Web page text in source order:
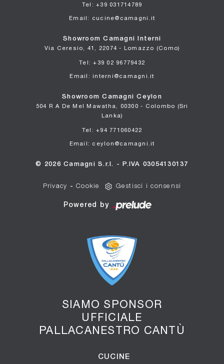
SIAMO SPONSOR
UFFICIALE
PALLACANESTRO CANTÙ
CUCINE
Tel: +39 031714789
Email: cucine@camagni.it
Showroom Camagni Interni
Via Ceresio, 41, 22074 - Lomazzo (Como)
Tel: +39 02 96779432
Email: interni@camagni.it
Showroom Camagni Ceylon
504 R A De Mel Mawatha, 00300 - Colombo (Sri
Lanka)
Tel: +94 771060422
Email: ceylon@camagni.it
© 2026 Camagni S.r.l. - P.IVA 03054130137
Privacy -Cookie Gestisci i consensi
Powered by